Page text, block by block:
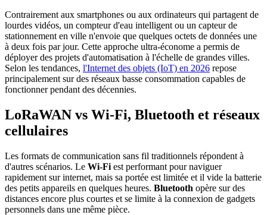
Contrairement aux smartphones ou aux ordinateurs qui partagent de
lourdes vidéos, un compteur d'eau intelligent ou un capteur de
stationnement en ville n'envoie que quelques octets de données une
à deux fois par jour. Cette approche ultra-économe a permis de
déployer des projets d'automatisation à l'échelle de grandes villes.
Selon les tendances, l'Internet des objets (IoT) en 2026 repose
principalement sur des réseaux basse consommation capables de
fonctionner pendant des décennies.
LoRaWAN vs Wi-Fi, Bluetooth et réseaux
cellulaires
Les formats de communication sans fil traditionnels répondent à
d'autres scénarios. Le Wi-Fi est performant pour naviguer
rapidement sur internet, mais sa portée est limitée et il vide la batterie
des petits appareils en quelques heures. Bluetooth opère sur des
distances encore plus courtes et se limite à la connexion de gadgets
personnels dans une même pièce.